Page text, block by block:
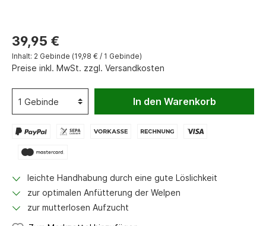
39,95 €
Inhalt: 2 Gebinde (19,98 € / 1 Gebinde)
Preise inkl. MwSt. zzgl. Versandkosten
In den Warenkorb
leichte Handhabung durch eine gute Löslichkeit
zur optimalen Anfütterung der Welpen
zur mutterlosen Aufzucht